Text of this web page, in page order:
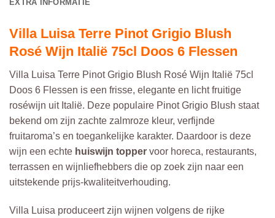
EXTRA INFORMATIE
Villa Luisa Terre Pinot Grigio Blush
Rosé Wijn Italië 75cl Doos 6 Flessen
Villa Luisa Terre Pinot Grigio Blush Rosé Wijn Italië 75cl
Doos 6 Flessen is een frisse, elegante en licht fruitige
roséwijn uit Italië. Deze populaire Pinot Grigio Blush staat
bekend om zijn zachte zalmroze kleur, verfijnde
fruitaroma’s en toegankelijke karakter. Daardoor is deze
wijn een echte huiswijn topper voor horeca, restaurants,
terrassen en wijnliefhebbers die op zoek zijn naar een
uitstekende prijs-kwaliteitverhouding.
Villa Luisa produceert zijn wijnen volgens de rijke